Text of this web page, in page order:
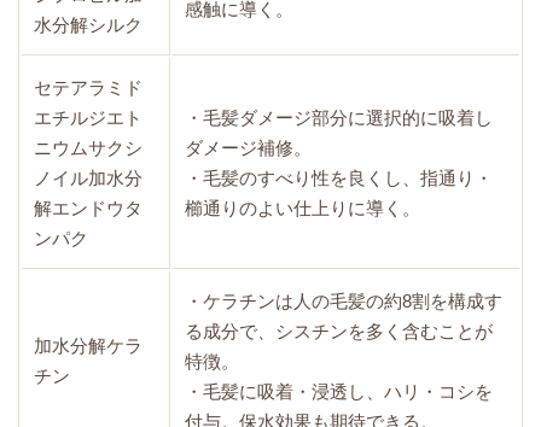
水分解シルク
感触に導く。
セテアラミド
エチルジエト
ニウムサクシ
ノイル加水分
解エンドウタ
ンパク
・毛髪ダメージ部分に選択的に吸着し
ダメージ補修。
・毛髪のすべり性を良くし、指通り・
櫛通りのよい仕上りに導く。
加水分解ケラ
チン
・ケラチンは人の毛髪の約8割を構成す
る成分で、シスチンを多く含むことが
特徴。
・毛髪に吸着・浸透し、ハリ・コシを
付与。保水効果も期待できる。